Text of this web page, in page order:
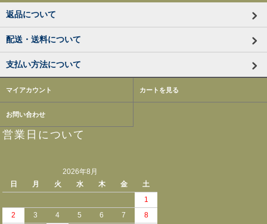
返品について
配送・送料について
支払い方法について
マイアカウント カートを見る
お問い合わせ
営業日について
2026年8月
日
月 火 水 木 金
土
1
2
3 4 5 6 7 8